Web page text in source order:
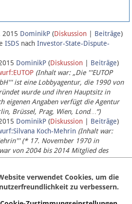
2015 DominikP (Diskussion Beiträge)
ISDS nach Investor-State-Dispute-
DominikP (Diskussion Beiträge)
(Inhalt war: „Die '''EUTOP
ist eine Lobbyagentur, die 1990 von
wurde und ihren Hauptsitz in
eigenen Angaben verfügt die Agentur
Brüssel, Prag, Wien, Lond…“)
DominikP (Diskussion Beiträge)
Koch-Mehrin (Inhalt war:
(* 17. November 1970 in
von 2004 bis 2014 Mitglied des
seit November 2014 ist sie für
verwendet Cookies, um die
zu verbessern.